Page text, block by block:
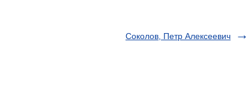
Соколов, Петр Алексеевич